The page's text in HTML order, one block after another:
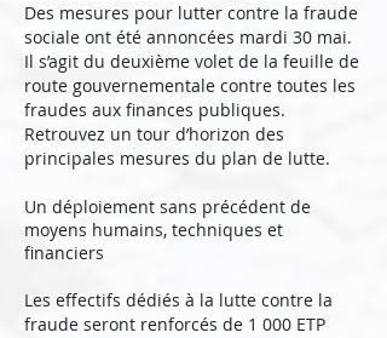
Des mesures pour lutter contre la fraude
sociale ont été annoncées mardi 30 mai.
Il s’agit du deuxième volet de la feuille de
route gouvernementale contre toutes les
fraudes aux finances publiques.
Retrouvez un tour d’horizon des
principales mesures du plan de lutte.
Un déploiement sans précédent de
moyens humains, techniques et
financiers
Les effectifs dédiés à la lutte contre la
fraude seront renforcés de 1 000 ETP